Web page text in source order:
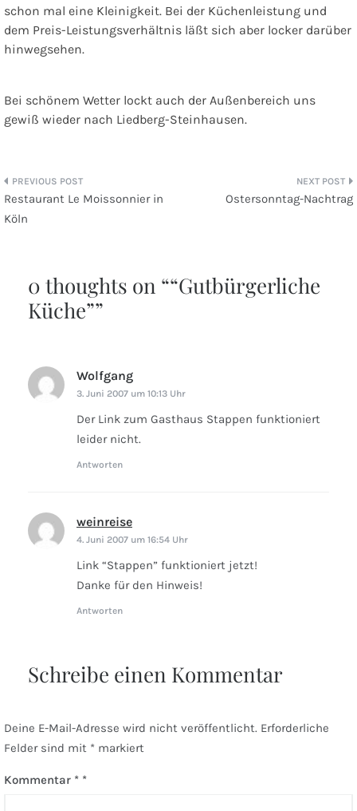
schon mal eine Kleinigkeit. Bei der Küchenleistung und
dem Preis-Leistungsverhältnis läßt sich aber locker darüber
hinwegsehen.
Bei schönem Wetter lockt auch der Außenbereich uns
gewiß wieder nach Liedberg-Steinhausen.
Beitragsnavigation
Restaurant Le Moissonnier in
Köln
Ostersonntag-Nachtrag
0 thoughts on ““Gutbürgerliche
Küche””
Wolfgang
3. Juni 2007 um 10:13 Uhr
Der Link zum Gasthaus Stappen funktioniert
leider nicht.
Antworten
weinreise
4. Juni 2007 um 16:54 Uhr
Link “Stappen” funktioniert jetzt!
Danke für den Hinweis!
Antworten
Schreibe einen Kommentar
Deine E-Mail-Adresse wird nicht veröffentlicht. Erforderliche
Felder sind mit * markiert
Kommentar *